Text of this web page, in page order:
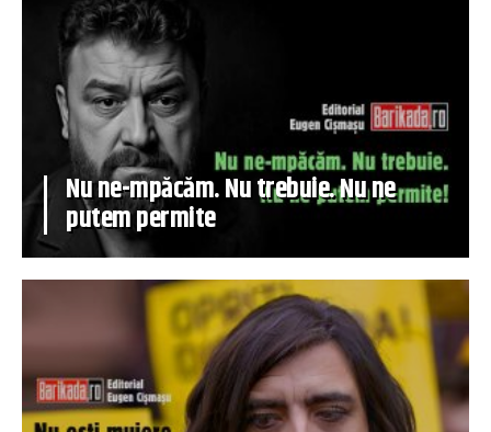
Nu ne-mpăcăm. Nu trebuie. Nu ne
putem permite